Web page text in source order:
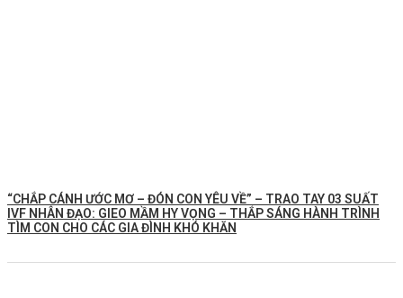
“CHẮP CÁNH ƯỚC MƠ – ĐÓN CON YÊU VỀ” – TRAO TAY 03 SUẤT
IVF NHÂN ĐẠO: GIEO MẦM HY VỌNG – THẮP SÁNG HÀNH TRÌNH
TÌM CON CHO CÁC GIA ĐÌNH KHÓ KHĂN